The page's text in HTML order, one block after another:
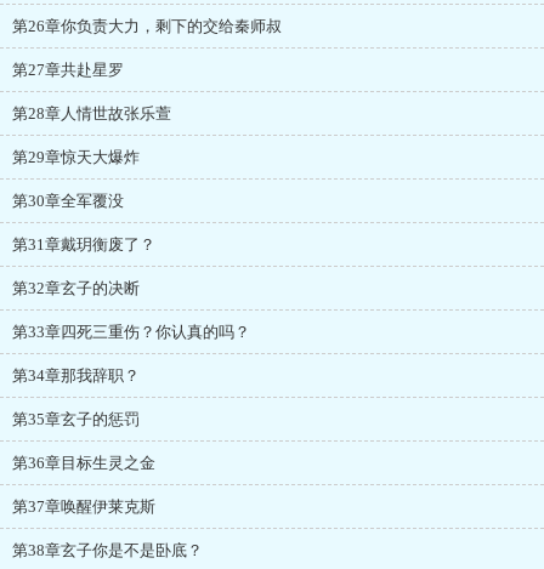
第26章你负责大力，剩下的交给秦师叔
第27章共赴星罗
第28章人情世故张乐萱
第29章惊天大爆炸
第30章全军覆没
第31章戴玥衡废了？
第32章玄子的决断
第33章四死三重伤？你认真的吗？
第34章那我辞职？
第35章玄子的惩罚
第36章目标生灵之金
第37章唤醒伊莱克斯
第38章玄子你是不是卧底？